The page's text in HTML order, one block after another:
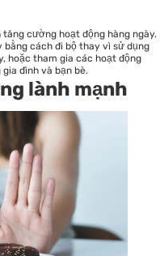
cường hoạt động hàng ngày.
bằng cách đi bộ thay vì sử dụng
hoặc tham gia các hoạt động
đình và bạn bè.
lành mạnh